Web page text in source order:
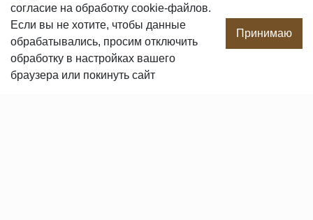
О компании
Производство
Сотрудничество
Сертификаты продукции
Вакансии
согласие на обработку cookie-файлов.
Если вы не хотите, чтобы данные
обрабатывались, просим отключить
обработку в настройках вашего
браузера или покинуть сайт
Принимаю